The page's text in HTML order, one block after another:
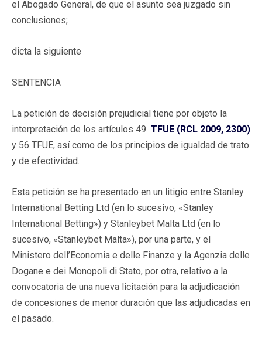
el Abogado General, de que el asunto sea juzgado sin
conclusiones;
dicta la siguiente
SENTENCIA
La petición de decisión prejudicial tiene por objeto la
interpretación de los artículos 49 TFUE (RCL 2009, 2300)
y 56 TFUE, así como de los principios de igualdad de trato
y de efectividad.
Esta petición se ha presentado en un litigio entre Stanley
International Betting Ltd (en lo sucesivo, «Stanley
International Betting») y Stanleybet Malta Ltd (en lo
sucesivo, «Stanleybet Malta»), por una parte, y el
Ministero dell’Economia e delle Finanze y la Agenzia delle
Dogane e dei Monopoli di Stato, por otra, relativo a la
convocatoria de una nueva licitación para la adjudicación
de concesiones de menor duración que las adjudicadas en
el pasado.